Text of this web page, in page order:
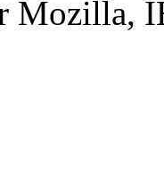
Mozilla,